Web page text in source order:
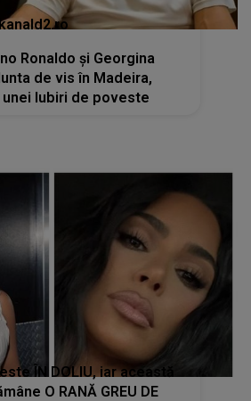
Ronaldo și Georgina
de vis în Madeira,
Iubiri de poveste
ÎN DOLIU, iar această
O RANĂ GREU DE